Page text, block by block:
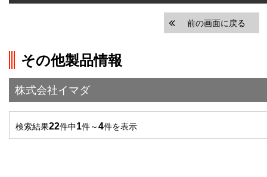
前の画面に戻る
その他製品情報
株式会社イマダ
検索結果22件中1件～4件を表示